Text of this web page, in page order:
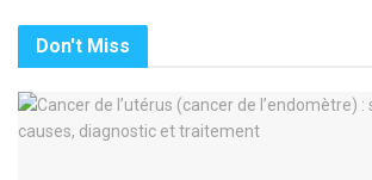
Don't Miss